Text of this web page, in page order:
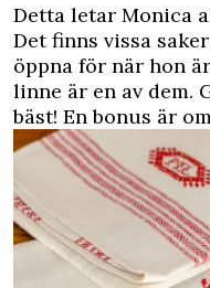
Detta letar Monica
Det finns vissa
öppna för när hon
linne är en av dem.
bäst! En bonus är